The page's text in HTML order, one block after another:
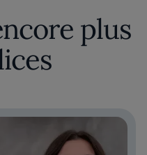
plus